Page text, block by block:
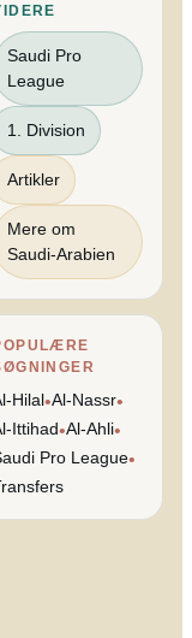
Saudi Pro
League
1. Division
Artikler
Mere om
Saudi-Arabien
Hilal•Al-Nassr•
Ittihad•Al-Ahli•
Pro League•